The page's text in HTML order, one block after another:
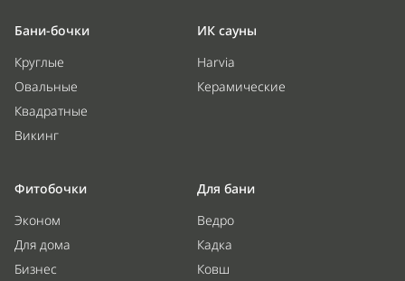
Бани-бочки
Круглые
Овальные
Квадратные
Викинг
ИК сауны
Harvia
Керамические
Фитобочки
Эконом
Для дома
Бизнес
Для бани
Ведро
Кадка
Ковш